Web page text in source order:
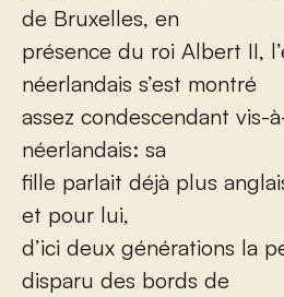
de Bruxelles, en
présence du roi Albert II,
néerlandais s’est montré
assez condescendant vis-
néerlandais: sa
fille parlait déjà plus
et pour lui,
d’ici deux générations la
disparu des bords de